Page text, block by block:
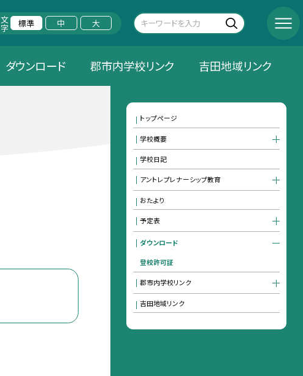
文字 標準 中 大
ダウンロード 郡市内学校リンク 吉田地域リンク
トップページ
学校概要
学校日記
アントレプレナーシップ教育
おたより
予定表
ダウンロード
登校許可証
郡市内学校リンク
吉田地域リンク